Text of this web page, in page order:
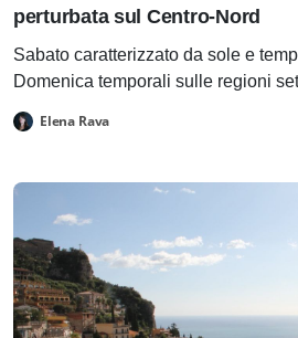
perturbata sul Centro-Nord
Sabato caratterizzato da sole e
Domenica temporali sulle regioni
Elena Rava